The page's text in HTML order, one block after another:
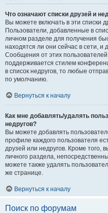
Что означают списки друзей и
Вы можете включать в эти списки
Пользователи, добавленные в
личном разделе для получения
находятся ли они сейчас в сети,
Сообщения от этих
поддерживается стилем
в список недругов, то любые
по умолчанию.
Вернуться к началу
Как мне добавлять/удалять
недругов?
Вы можете добавлять
профиле каждого пользователя
друзей или недругов. Кроме того,
личного раздела,
можете также удалять
же странице.
Вернуться к началу
Поиск по форумам